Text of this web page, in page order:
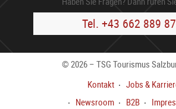
Tel. +43 662 889
© 2026 – TSG Tourismus
Kontakt
Jobs &
Newsroom
B2B